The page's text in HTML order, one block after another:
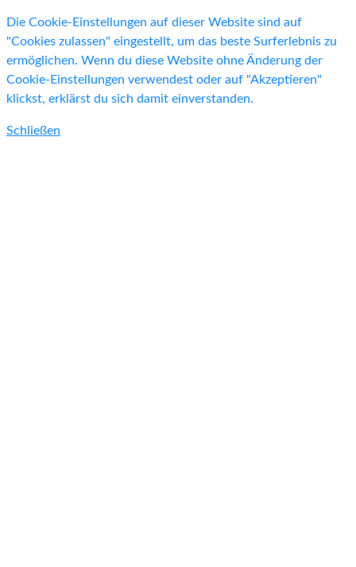
Die Cookie-Einstellungen auf dieser Website sind auf
"Cookies zulassen" eingestellt, um das beste Surferlebnis zu
ermöglichen. Wenn du diese Website ohne Änderung der
Cookie-Einstellungen verwendest oder auf "Akzeptieren"
klickst, erklärst du sich damit einverstanden.
Schließen